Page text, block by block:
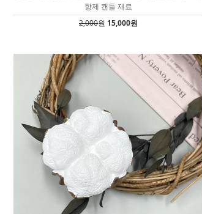
향제 캔들 재료
2,000원 15,000원